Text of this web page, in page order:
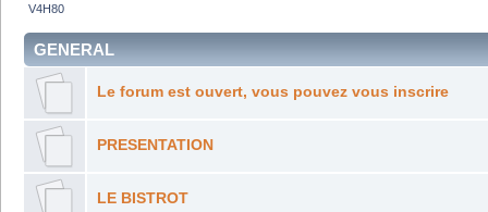
V4H80
GENERAL
Le forum est ouvert, vous pouvez vous inscrire
PRESENTATION
LE BISTROT